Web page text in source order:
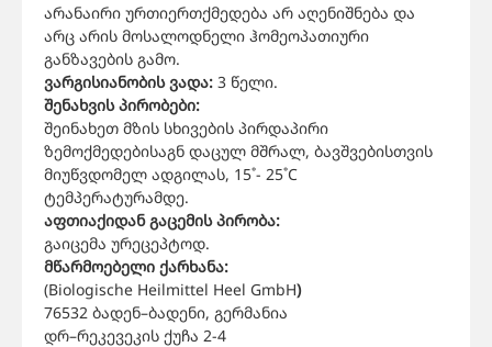
არანაირი ურთიერთქმედება არ აღენიშნება და
არც არის მოსალოდნელი ჰომეოპათიური
განზავების გამო.
ვარგისიანობის ვადა: 3 წელი.
შენახვის პირობები:
შეინახეთ მზის სხივების პირდაპირი
ზემოქმედებისაგნ დაცულ მშრალ, ბავშვებისთვის
მიუწვდომელ ადგილას, 15˚- 25˚C
ტემპერატურამდე.
აფთიაქიდან გაცემის პირობა:
გაიცემა ურეცეპტოდ.
მწარმოებელი ქარხანა:
(Biologische Heilmittel Heel GmbH)
76532 ბადენ–ბადენი, გერმანია
დრ–რეკევეკის ქუჩა 2-4